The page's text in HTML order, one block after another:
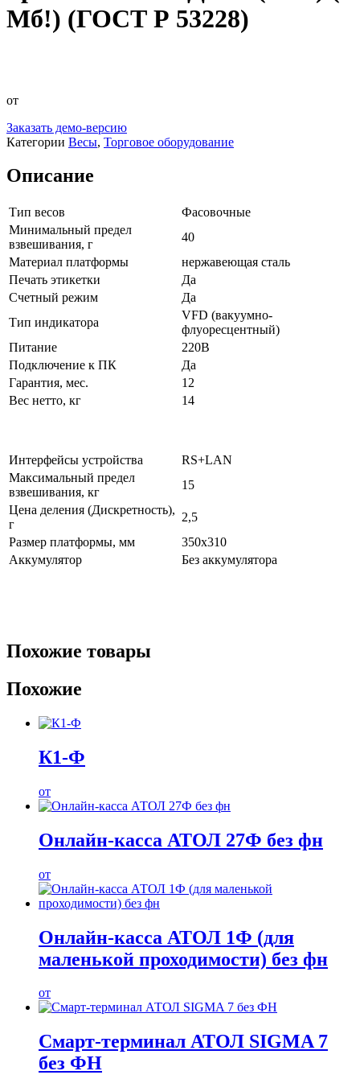
Мб!) (ГОСТ Р 53228)
от
Заказать демо-версию
Категории Весы, Торговое оборудование
Описание
Тип весов
Фасовочные
Минимальный предел
взвешивания, г
40
Материал платформы
нержавеющая сталь
Печать этикетки
Да
Счетный режим
Да
Тип индикатора
VFD (вакуумно-
флуоресцентный)
Питание
220B
Подключение к ПК
Да
Гарантия, мес.
12
Вес нетто, кг
14
Интерфейсы устройства
RS+LAN
Максимальный предел
взвешивания, кг
15
Цена деления (Дискретность),
г
2,5
Размер платформы, мм
350х310
Аккумулятор
Без аккумулятора
Похожие товары
Похожие
К1-Ф
от
Онлайн-касса АТОЛ 27Ф без фн
от
Онлайн-касса АТОЛ 1Ф (для
маленькой проходимости) без фн
от
Смарт-терминал АТОЛ SIGMA 7
без ФН